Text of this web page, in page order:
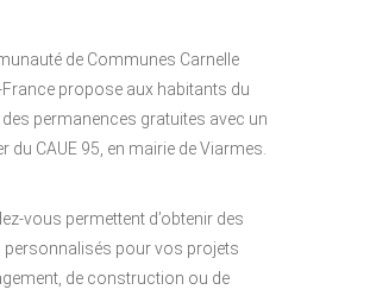
de Communes Carnelle
France propose aux habitants du
permanences gratuites avec un
du CAUE 95, en mairie de Viarmes.
vous permettent d’obtenir des
personnalisés pour vos projets
de construction ou de